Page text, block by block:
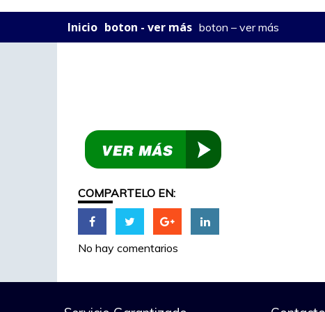
Inicio boton - ver más boton – ver más
COMPARTELO EN:
No hay comentarios